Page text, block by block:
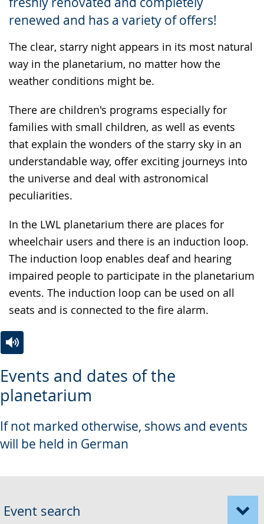
renewed and has a variety of offers!
The clear, starry night appears in its most natural
way in the planetarium, no matter how the
weather conditions might be.
There are children's programs especially for
families with small children, as well as events
that explain the wonders of the starry sky in an
understandable way, offer exciting journeys into
the universe and deal with astronomical
peculiarities.
In the LWL planetarium there are places for
wheelchair users and there is an induction loop.
The induction loop enables deaf and hearing
impaired people to participate in the planetarium
events. The induction loop can be used on all
seats and is connected to the fire alarm.
the
text
in
sign
language.
Events and dates of the
planetarium
If not marked otherwise, shows and events
will be held in German
to
simple
audio
support.
video
will
up
presenting
sign
Event search